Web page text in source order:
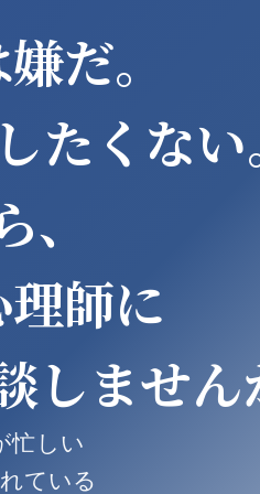
だ。
たくな
、
師に
しません
忙しい
ている